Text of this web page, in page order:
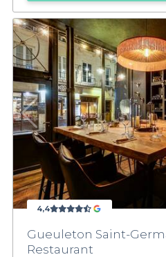
4,4
Gueuleton Saint-
Restaurant